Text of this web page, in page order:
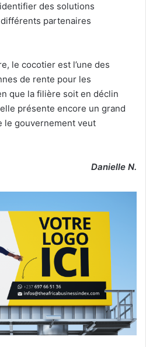
des solutions
partenaires
le cocotier est l’une des
de rente pour les
que la filière soit en déclin
présente encore un grand
le gouvernement veut
Danielle N.